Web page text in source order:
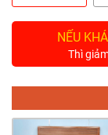
Thất
Văn
NẾU
Thì